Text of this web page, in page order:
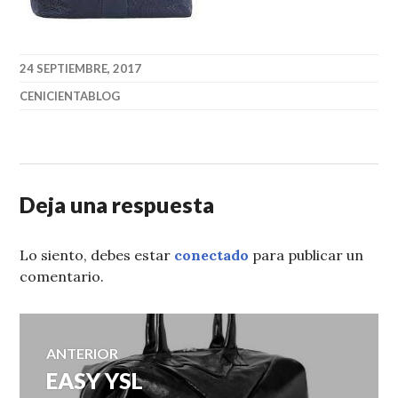
24 SEPTIEMBRE, 2017
CENICIENTABLOG
Deja una respuesta
Lo siento, debes estar conectado para publicar un
comentario.
Navegación
ANTERIOR
Entrada
EASY YSL